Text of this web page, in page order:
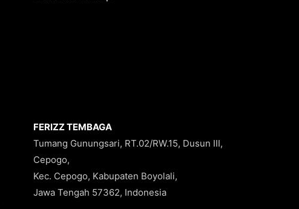
FERIZZ TEMBAGA
Tumang Gunungsari, RT.02/RW.15, Dusun III,
Cepogo,
Kec. Cepogo, Kabupaten Boyolali,
Jawa Tengah 57362, Indonesia